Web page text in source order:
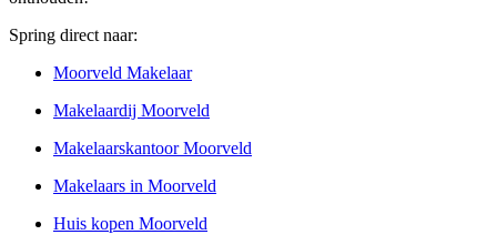
Spring direct naar:
Moorveld Makelaar
Makelaardij Moorveld
Makelaarskantoor Moorveld
Makelaars in Moorveld
Huis kopen Moorveld